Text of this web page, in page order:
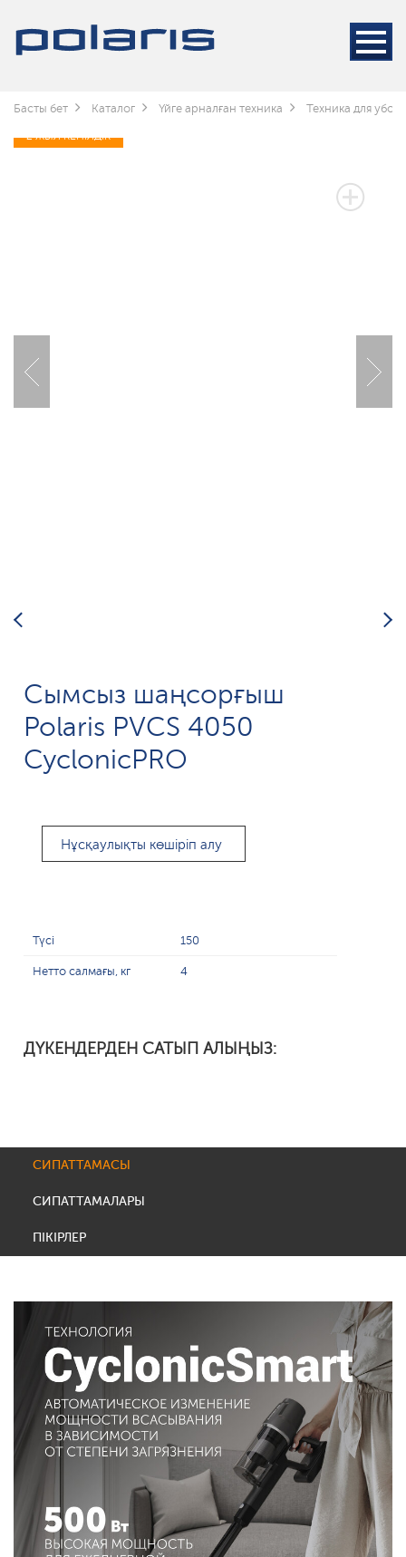
Басты бет Каталог Үйге арналған техника Техника для
2 ЖЫЛ КЕПІЛДІК
Сымсыз шаңсорғыш
Polaris PVCS 4050
CyclonicPRO
Нұсқаулықты көшіріп алу
Түсі 150
Нетто салмағы, кг 4
ДҮКЕНДЕРДЕН САТЫП АЛЫҢЫЗ:
СИПАТТАМАСЫ
СИПАТТАМАЛАРЫ
ПІКІРЛЕР